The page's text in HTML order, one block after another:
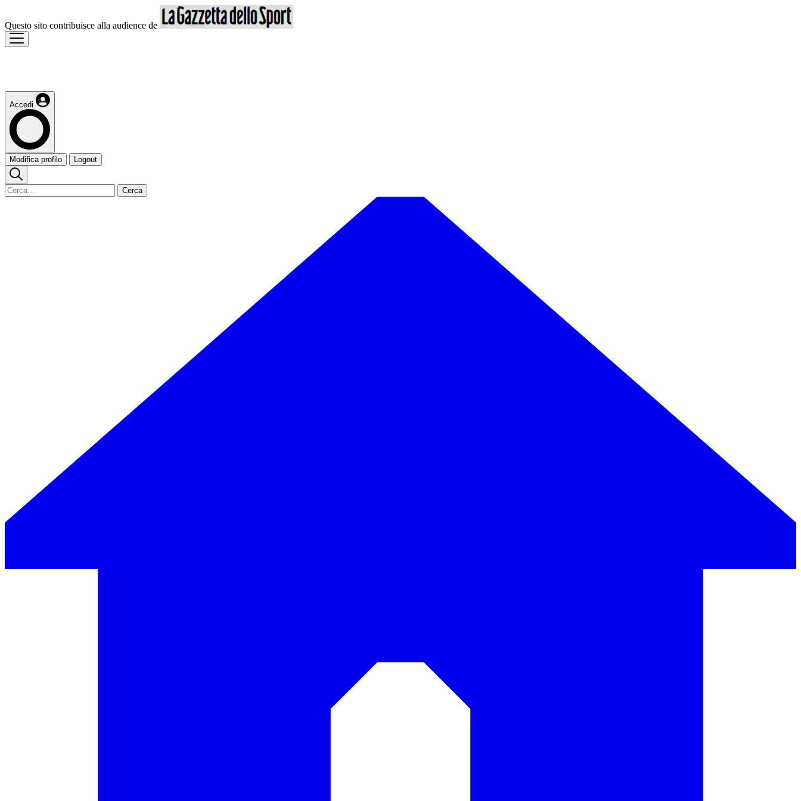
Questo sito contribuisce alla audience de
Accedi
Modifica profilo Logout
Cerca